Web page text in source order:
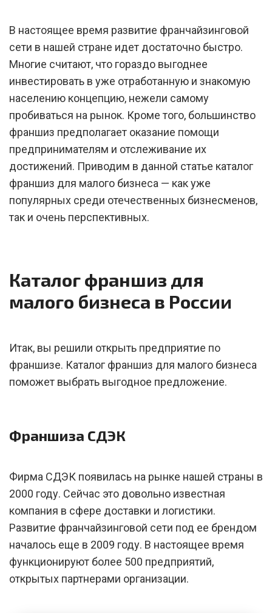
В настоящее время развитие франчайзинговой
сети в нашей стране идет достаточно быстро.
Многие считают, что гораздо выгоднее
инвестировать в уже отработанную и знакомую
населению концепцию, нежели самому
пробиваться на рынок. Кроме того, большинство
франшиз предполагает оказание помощи
предпринимателям и отслеживание их
достижений. Приводим в данной статье каталог
франшиз для малого бизнеса — как уже
популярных среди отечественных бизнесменов,
так и очень перспективных.
Каталог франшиз для
малого бизнеса в России
Итак, вы решили открыть предприятие по
франшизе. Каталог франшиз для малого бизнеса
поможет выбрать выгодное предложение.
Франшиза СДЭК
Фирма СДЭК появилась на рынке нашей страны в
2000 году. Сейчас это довольно известная
компания в сфере доставки и логистики.
Развитие франчайзинговой сети под ее брендом
началось еще в 2009 году. В настоящее время
функционируют более 500 предприятий,
открытых партнерами организации.